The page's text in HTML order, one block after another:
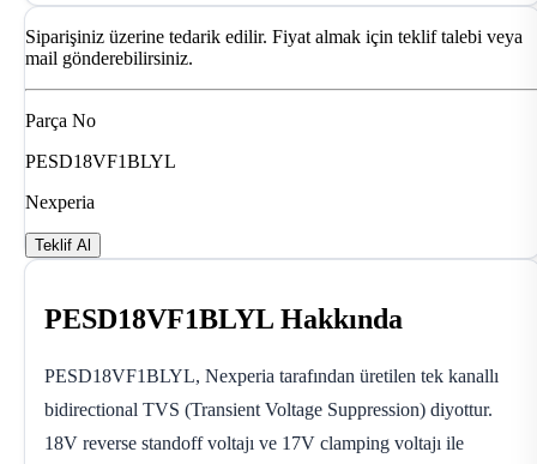
Siparişiniz üzerine tedarik edilir. Fiyat almak için teklif talebi veya
mail gönderebilirsiniz.
Parça No
PESD18VF1BLYL
Nexperia
Teklif Al
PESD18VF1BLYL Hakkında
PESD18VF1BLYL, Nexperia tarafından üretilen tek kanallı
bidirectional TVS (Transient Voltage Suppression) diyottur.
18V reverse standoff voltajı ve 17V clamping voltajı ile